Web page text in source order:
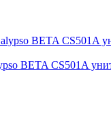
BETA CS501A